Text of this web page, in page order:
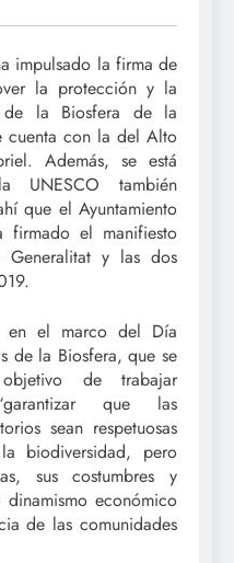
impulsado la firma de
la protección y la
de la Biosfera de la
cuenta con la del Alto
Además, se está
UNESCO también
que el Ayuntamiento
firmado el manifiesto
y las dos
en el marco del Día
de la Biosfera, que se
de trabajar
que las
sean respetuosas
biodiversidad, pero
sus costumbres y
económico
de las comunidades